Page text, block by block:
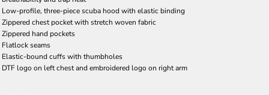
Low-profile, three-piece scuba hood with elastic binding
Zippered chest pocket with stretch woven fabric
Zippered hand pockets
Flatlock seams
Elastic-bound cuffs with thumbholes
DTF logo on left chest and embroidered logo on right arm